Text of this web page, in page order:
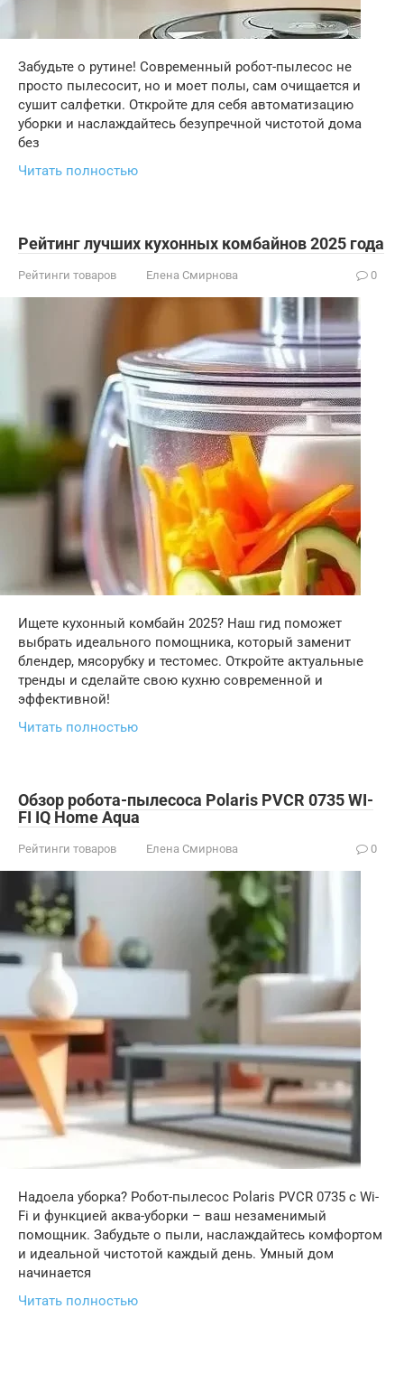
Забудьте о рутине! Современный робот-пылесос не
просто пылесосит, но и моет полы, сам очищается и
сушит салфетки. Откройте для себя автоматизацию
уборки и наслаждайтесь безупречной чистотой дома
без
Читать полностью
Рейтинг лучших кухонных комбайнов 2025 года
Рейтинги товаров Елена Смирнова 0
Ищете кухонный комбайн 2025? Наш гид поможет
выбрать идеального помощника, который заменит
блендер, мясорубку и тестомес. Откройте актуальные
тренды и сделайте свою кухню современной и
эффективной!
Читать полностью
Обзор робота-пылесоса Polaris PVCR 0735 WI-
FI IQ Home Aqua
Рейтинги товаров Елена Смирнова 0
Надоела уборка? Робот-пылесос Polaris PVCR 0735 с Wi-
Fi и функцией аква-уборки – ваш незаменимый
помощник. Забудьте о пыли, наслаждайтесь комфортом
и идеальной чистотой каждый день. Умный дом
начинается
Читать полностью